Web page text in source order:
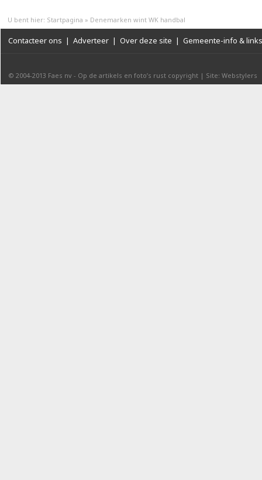
U bent hier: Startpagina » Denemarken wint WK handbal
Contacteer ons | Adverteer | Over deze site | Gemeente-info & links
© 2004-2013 Faes nv - Op de artikels en foto’s rust copyright | Site: Webstylers